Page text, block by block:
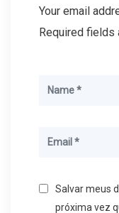
Your email
Required fields
Salvar meus
próxima vez